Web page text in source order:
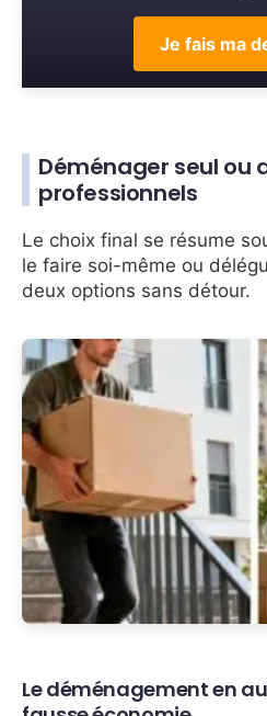
Je fais ma
Déménager seul ou
professionnels
Le choix final se résume
le faire soi-même ou
deux options sans détour.
Le déménagement en